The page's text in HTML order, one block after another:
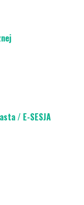
/ E-SESJA